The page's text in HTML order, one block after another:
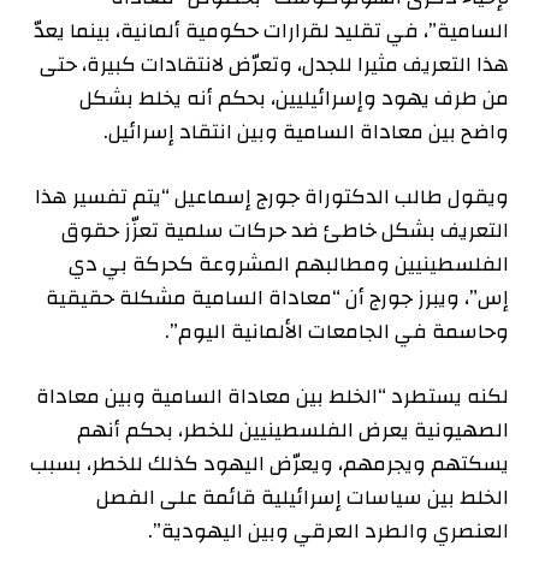
السامية”، في تقليد لقرارات حكومية ألمانية، بينما يعدّ
هذا التعريف مثيرا للجدل، وتعرّض لانتقادات كبيرة، حتى
من طرف يهود وإسرائيليين، بحكم أنه يخلط بشكل
واضح بين معاداة السامية وبين انتقاد إسرائيل.
ويقول طالب الدكتوراة جورج إسماعيل “يتم تفسير هذا
التعريف بشكل خاطئ ضد حركات سلمية تعزّز حقوق
الفلسطينيين ومطالبهم المشروعة كحركة بي دي
إس”، ويبرز جورج أن “معاداة السامية مشكلة حقيقية
وحاسمة في الجامعات الألمانية اليوم”.
لكنه يستطرد “الخلط بين معاداة السامية وبين معاداة
الصهيونية يعرض الفلسطينيين للخطر، بحكم أنهم
يسكتهم ويجرمهم، ويعرّض اليهود كذلك للخطر، بسبب
الخلط بين سياسات إسرائيلية قائمة على الفصل
العنصري والطرد العرقي وبين اليهودية”.